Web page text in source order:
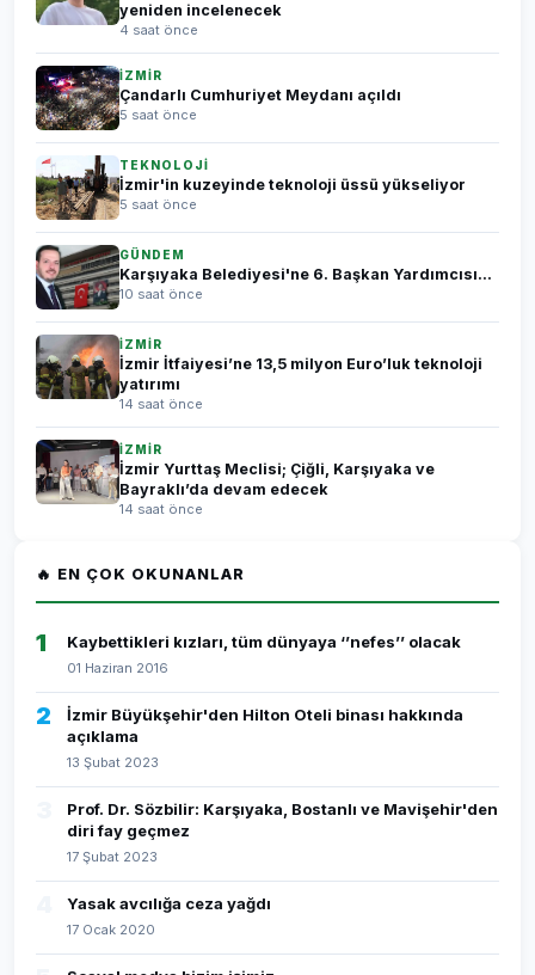
yeniden incelenecek
4 saat önce
İZMİR
Çandarlı Cumhuriyet Meydanı açıldı
5 saat önce
TEKNOLOJİ
İzmir'in kuzeyinde teknoloji üssü yükseliyor
5 saat önce
GÜNDEM
Karşıyaka Belediyesi'ne 6. Başkan Yardımcısı...
10 saat önce
İZMİR
İzmir İtfaiyesi’ne 13,5 milyon Euro’luk teknoloji
yatırımı
14 saat önce
İZMİR
İzmir Yurttaş Meclisi; Çiğli, Karşıyaka ve
Bayraklı’da devam edecek
14 saat önce
🔥 EN ÇOK OKUNANLAR
1 Kaybettikleri kızları, tüm dünyaya ‘’nefes’’ olacak
01 Haziran 2016
2
İzmir Büyükşehir'den Hilton Oteli binası hakkında
açıklama
13 Şubat 2023
Prof. Dr. Sözbilir: Karşıyaka, Bostanlı ve Mavişehir'den
diri fay geçmez
17 Şubat 2023
Yasak avcılığa ceza yağdı
17 Ocak 2020